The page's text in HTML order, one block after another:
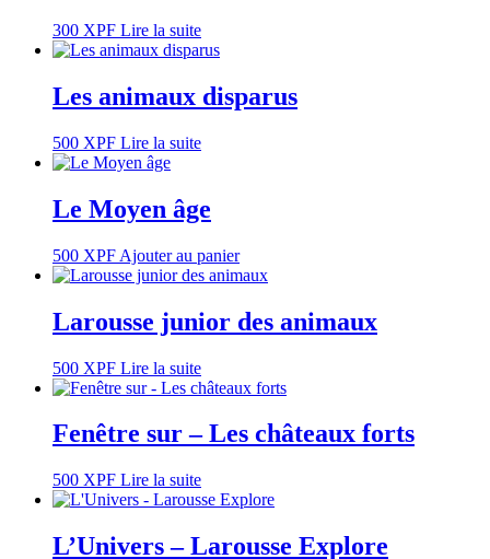
300 XPF Lire la suite
Les animaux disparus
500 XPF Lire la suite
Le Moyen âge
500 XPF Ajouter au panier
Larousse junior des animaux
500 XPF Lire la suite
Fenêtre sur – Les châteaux forts
500 XPF Lire la suite
L’Univers – Larousse Explore